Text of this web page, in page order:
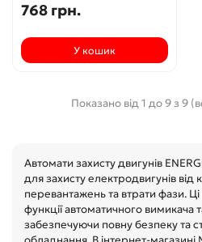
768 грн.
У кошик
Показано від 1 до 9 з 9
Автомати захисту двигунів
для захисту електродвигунів від
перевантажень та втрати фази.
функції автоматичного вимикача
забезпечуючи повну безпеку та